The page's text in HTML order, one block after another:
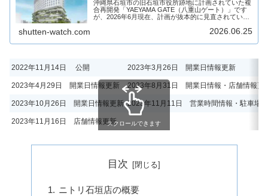
沖縄県石垣市の旧石垣市役所跡地に計画されていた複
合再開発「YAEYAMA GATE（八重山ゲート）」です
が、2026年6月現在、計画が抜本的に見直されていま
ョッピングセンター」の併設については...
shutten-watch.com 2026.06.25
2022年11月14日 公開 2023年3月26日 開業日情報更新
2023年4月29日 開業日情報更新 2023年8月31日 開業日情報・店舗情報更
2023年10月26日 開業日情報更新 2023年11月11日 営業時間情報・駐車場
2023年11月16日 店舗情報更新スクロールできます
目次
ニトリ石垣店の概要